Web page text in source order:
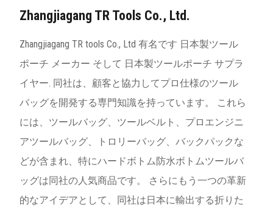
Zhangjiagang TR Tools Co., Ltd.
Zhangjiagang TR tools Co., Ltd 有名です 日本製ツール
ポーチ メーカー そして 日本製ツールポーチ サプラ
イヤー. 同社は、顧客と協力してプロ仕様のツール
バッグを開発する専門知識を持っています。 これら
には、ツールバッグ、ツールベルト、プロエンジニ
アツールバッグ、トロリーバッグ、バックパックな
どが含まれ、特にハードボトム防水ボトムツールバ
ッグは同社の人気商品です。 さらにもう一つの革新
的なアイデアとして、同社は日本に輸出する折りた